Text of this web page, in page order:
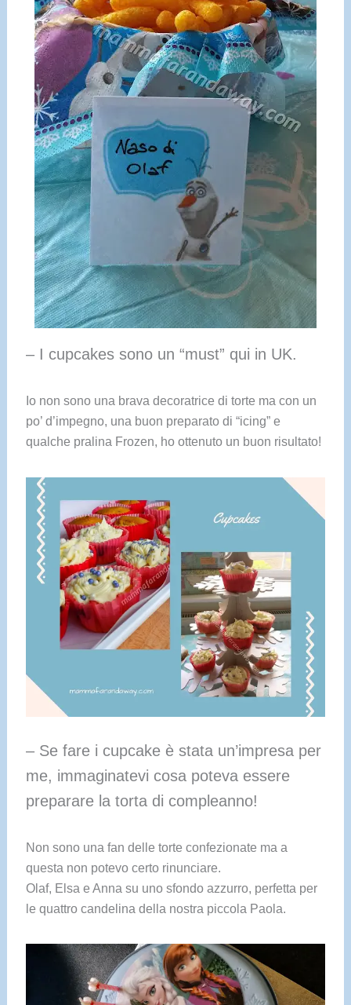
– I cupcakes sono un “must” qui in UK.
Io non sono una brava decoratrice di torte ma con un
po’ d’impegno, una buon preparato di “icing” e
qualche pralina Frozen, ho ottenuto un buon risultato!
– Se fare i cupcake è stata un’impresa per
me, immaginatevi cosa poteva essere
preparare la torta di compleanno!
Non sono una fan delle torte confezionate ma a
questa non potevo certo rinunciare.
Olaf, Elsa e Anna su uno sfondo azzurro, perfetta per
le quattro candelina della nostra piccola Paola.